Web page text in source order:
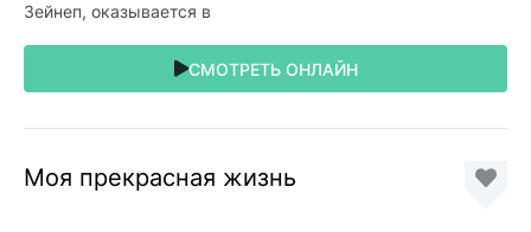
Зейнеп, оказывается в
СМОТРЕТЬ ОНЛАЙН
Моя прекрасная жизнь